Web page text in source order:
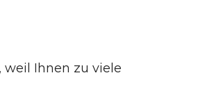
Ihnen zu viele